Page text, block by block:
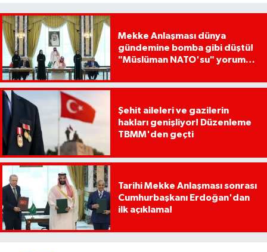
Mekke Anlaşması dünya
gündemine bomba gibi düştü!
"Müslüman NATO'su" yorumu
Şehit aileleri ve gazilerin
hakları genişliyor! Düzenleme
TBMM'den geçti
Tarihi Mekke Anlaşması sonrası
Cumhurbaşkanı Erdoğan'dan
ilk açıklama!